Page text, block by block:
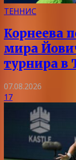
ТЕННИС
Корнеева
мира
турнира в
07.08.2026
17